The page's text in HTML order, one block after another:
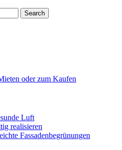
oder zum Kaufen
Luft
realisieren
Fassadenbegrünungen